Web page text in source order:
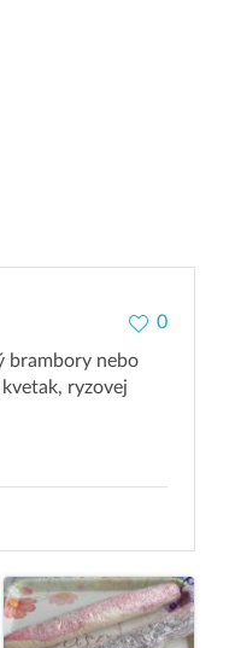
0
brambory nebo
ryzovej